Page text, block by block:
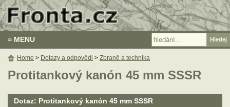
≡ MENU
Protitankový kanón 45 mm SSSR
Dotaz: Protitankový kanón 45 mm SSSR
Home > Dotazy a odpovědi > Zbraně a technika